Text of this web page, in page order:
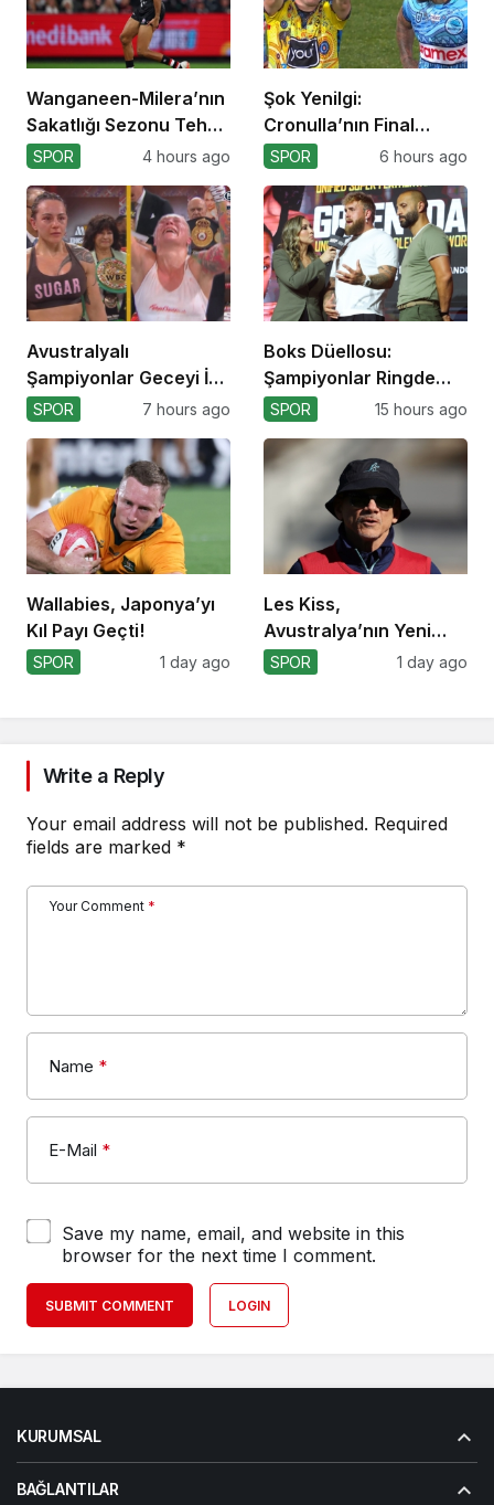
Wanganeen-Milera’nın
Sakatlığı Sezonu Tehdit
Ediyor
SPOR 4 hours ago
Şok Yenilgi:
Cronulla’nın Final
Umutları Sarsıldı
SPOR 6 hours ago
Avustralyalı
Şampiyonlar Geceyi İki
Yenilgiyle Kapadı
SPOR 7 hours ago
Boks Düellosu:
Şampiyonlar Ringde
Kapışacak!
SPOR 15 hours ago
Wallabies, Japonya’yı
Kıl Payı Geçti!
SPOR 1 day ago
Les Kiss,
Avustralya’nın Yeni
Koçu Olarak Debüt
SPOR 1 day ago
Write a Reply
Your email address will not be published. Required
fields are marked *
Your Comment *
Name *
E-Mail *
Save my name, email, and website in this
browser for the next time I comment.
SUBMIT COMMENT LOGIN
KURUMSAL
BAĞLANTILAR